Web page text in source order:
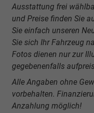
Ausstattung frei
und Preise finden Sie
Sie einfach unseren
Sie sich Ihr Fahrzeug
Fotos dienen nur zur
gegebenenfalls
Alle Angaben ohne
vorbehalten.
Anzahlung möglich!